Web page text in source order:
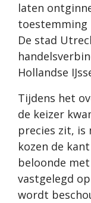
laten
toestemming
De stad
Hollandse
Tijdens het
de keizer
precies zit, is
kozen de
beloonde
vastgelegd
wordt